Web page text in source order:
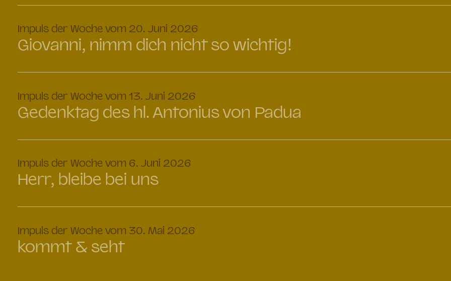
Impuls der Woche vom 20. Juni 2026
Giovanni, nimm dich nicht so wichtig!
Impuls der Woche vom 13. Juni 2026
Gedenktag des hl. Antonius von Padua
Impuls der Woche vom 6. Juni 2026
Herr, bleibe bei uns
Impuls der Woche vom 30. Mai 2026
kommt & seht